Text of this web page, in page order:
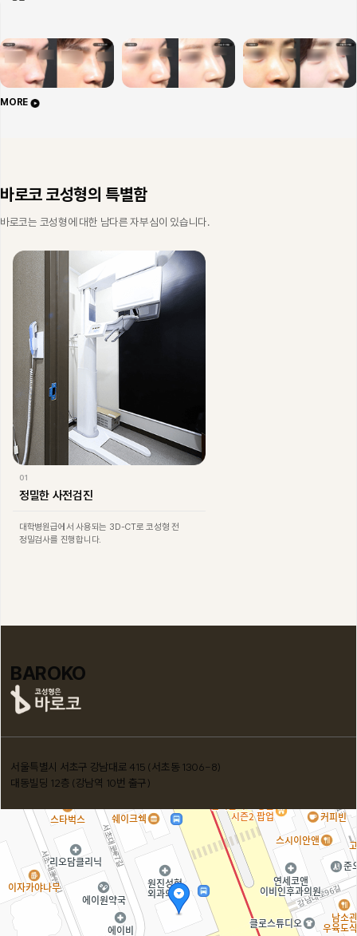
MORE
바로코 코성형의 특별함
바로코는 코성형에 대한 남다른 자부심이 있습니다.
01
정밀한 사전검진
대학병원급에서 사용되는 3D-CT로 코성형 전
정밀검사를 진행합니다.
BAROKO
서울특별시 서초구 강남대로 415 (서초동 1306-8)
대동빌딩 12층 (강남역 10번 출구)